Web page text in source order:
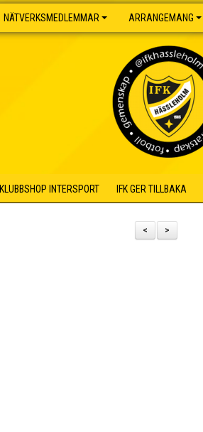
NÄTVERKSMEDLEMMAR ARRANGEMANG
KLUBBSHOP INTERSPORT IFK GER TILLBAKA
>
<